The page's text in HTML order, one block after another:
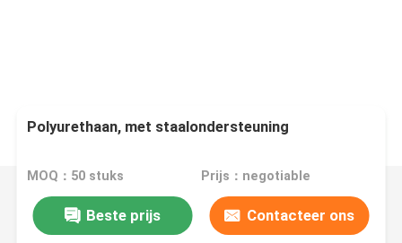
Polyurethaan, met staalondersteuning
MOQ：50 stuks Prijs：negotiable
Beste prijs Contacteer ons